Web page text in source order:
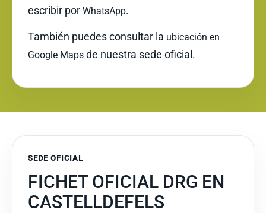
escribir por WhatsApp.
También puedes consultar la ubicación en
Google Maps de nuestra sede oficial.
SEDE OFICIAL
FICHET OFICIAL DRG EN
CASTELLDEFELS